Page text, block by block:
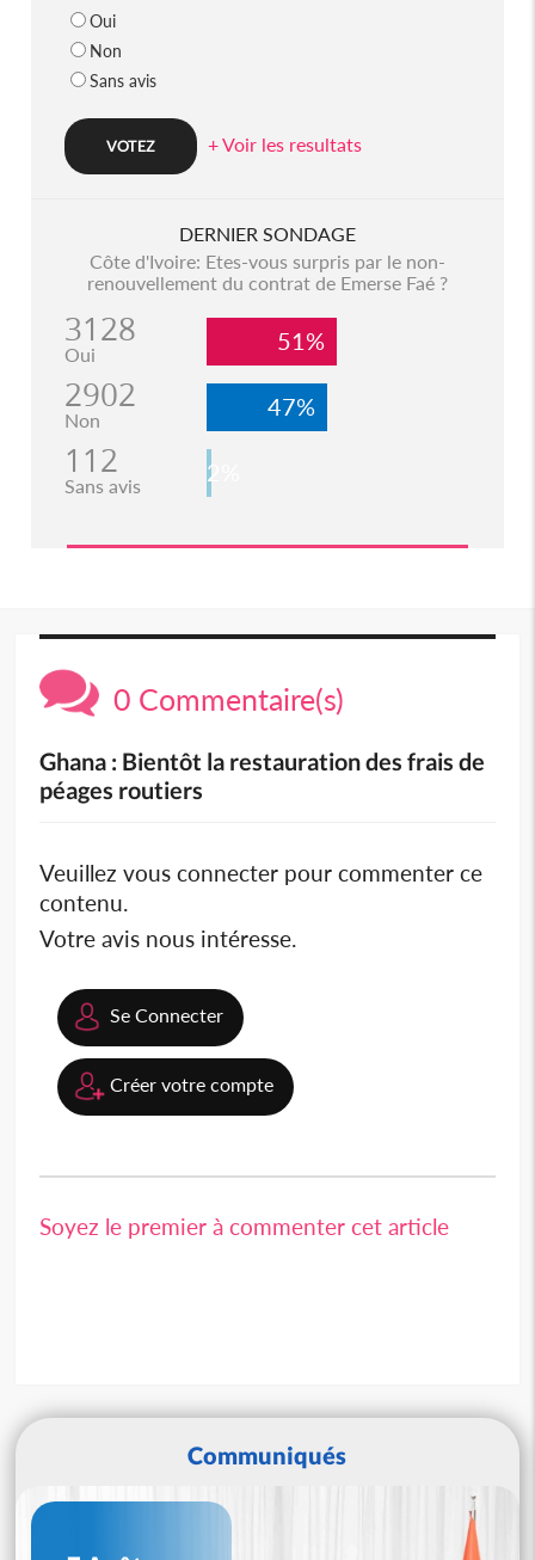
Oui
Non
Sans avis
+ Voir les resultats
DERNIER SONDAGE
Côte d'Ivoire: Etes-vous surpris par le non-
renouvellement du contrat de Emerse Faé ?
3128
Oui 51%
2902
Non 47%
112
Sans avis 2%
0 Commentaire(s)
Ghana : Bientôt la restauration des frais de
péages routiers
Veuillez vous connecter pour commenter ce
contenu.
Votre avis nous intéresse.
Se Connecter
Créer votre compte
Soyez le premier à commenter cet article
Communiqués